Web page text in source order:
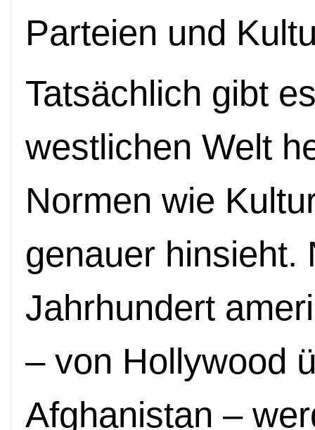
Parteien und
Tatsächlich gibt
westlichen Welt
Normen wie
genauer hinsieht.
Jahrhundert
– von Hollywood
Afghanistan –